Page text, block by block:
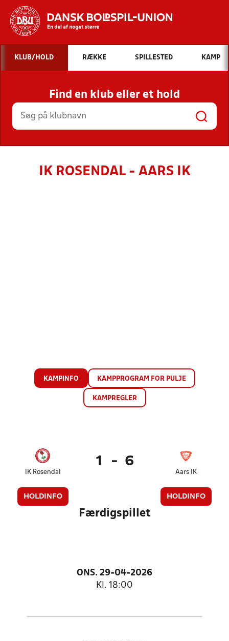
Hvad vil du søge efter?
INDHOLD OG NYHEDER
STILLINGER, RESULTATER, KLUBBER OG
HOLD
KLUB/HOLD RÆKKE SPILLESTED KAMP
Find en klub eller et hold
IK ROSENDAL - AARS IK
KAMPINFO KAMPPROGRAM FOR PULJE
KAMPREGLER
IK Rosendal
HOLDINFO
1 - 6
Aars IK
HOLDINFO
Færdigspillet
ONS. 29-04-2026
Kl. 18:00